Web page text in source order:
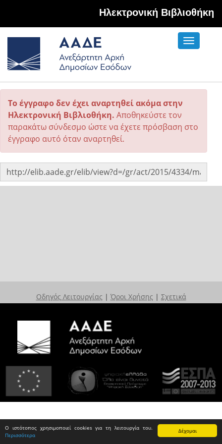
Δέχομαι
Ο ιστότοπος χρησιμοποιεί cookies για τη λειτουργία του.
Περισσότερα
Hλεκτρονική Βιβλιοθήκη
Toggle
Το έγγραφο δεν έχει αναρτηθεί ακόμα στην
Ηλεκτρονική Βιβλιοθήκη. Αποθηκεύστε τον
παρακάτω σύνδεσμο ώστε να έχετε πρόσβαση στο
έγγραφο αυτό όταν αναρτηθεί.
Οδηγός Λειτουργίας | Όροι Χρήσης | Σχετικά